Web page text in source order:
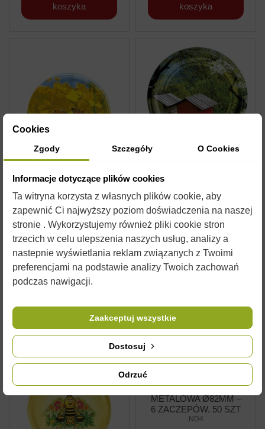
koszyka
koszyka
NAKRĘTKA
METALOWA Ø82MM –
6 ZACZEPÓW, 50 SZT
ND56
25,01 zł
Dodaj do
METALOWA Ø82MM –
6 ZACZEPÓW, 50 SZT
ND36
25,01 zł
NAKRĘTKA
METALOWA Ø82MM –
6 ZACZEPÓW, 50 SZT
ND4
Cookies
Zgody Szczegóły O Cookies
Informacje dotyczące plików cookies
Ta witryna korzysta z własnych plików cookie, aby
zapewnić Ci najwyższy poziom doświadczenia na naszej
stronie . Wykorzystujemy również pliki cookie stron
trzecich w celu ulepszenia naszych usług, analizy a
nastepnie wyświetlania reklam związanych z Twoimi
preferencjami na podstawie analizy Twoich zachowań
podczas nawigacji.
Odrzuć
Dostosuj
Zaakceptuj wszystkie